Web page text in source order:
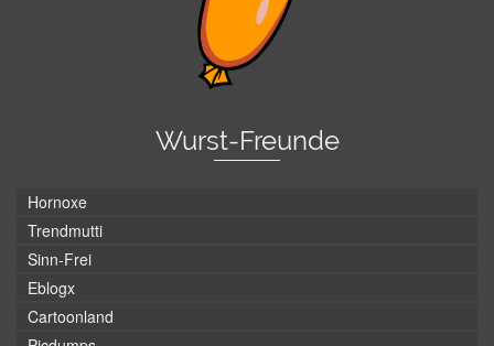
Wurst-Freunde
Hornoxe
Trendmutti
Sinn-Frei
Eblogx
Cartoonland